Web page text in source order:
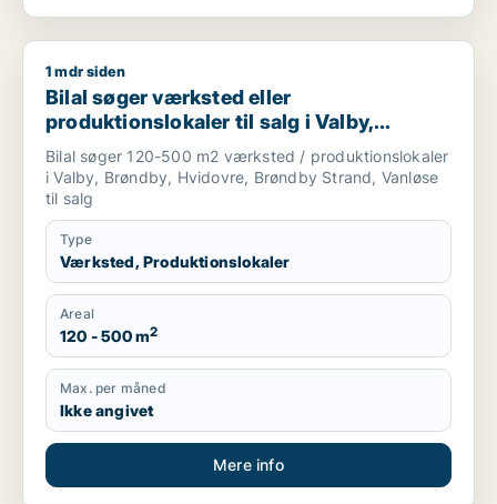
Bilal søger værksted eller produktionslokaler til salg i Valby,
1 mdr siden
Bilal søger værksted eller
produktionslokaler til salg i Valby,
Brøndby eller Hvidovre m.fl.
Bilal søger 120-500 m2 værksted / produktionslokaler
i Valby, Brøndby, Hvidovre, Brøndby Strand, Vanløse
til salg
Type
Værksted, Produktionslokaler
Areal
120 - 500 m2
Max. per måned
Ikke angivet
Mere info